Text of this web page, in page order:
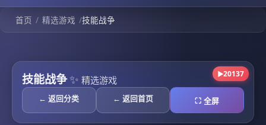
首页 / 精选游戏 /技能战争
技能战争 ▶20137
✨ 精选游戏
← 返回分类 ← 返回首页 ⛶ 全屏